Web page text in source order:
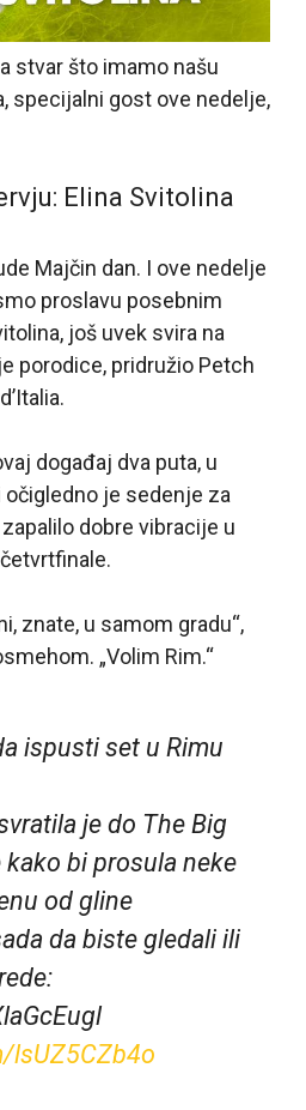
stvar što imamo našu
specijalni gost ove nedelje,
Elina Svitolina
Majčin dan. I ove nedelje
proslavu posebnim
još uvek svira na
porodice, pridružio Petch
događaj dva puta, u
očigledno je sedenje za
dobre vibracije u
znate, u samom gradu“,
„Volim Rim.“
ispusti set u Rimu
je do The Big
kako bi prosula neke
od gline
da biste gledali ili
lsUZ5CZb4o